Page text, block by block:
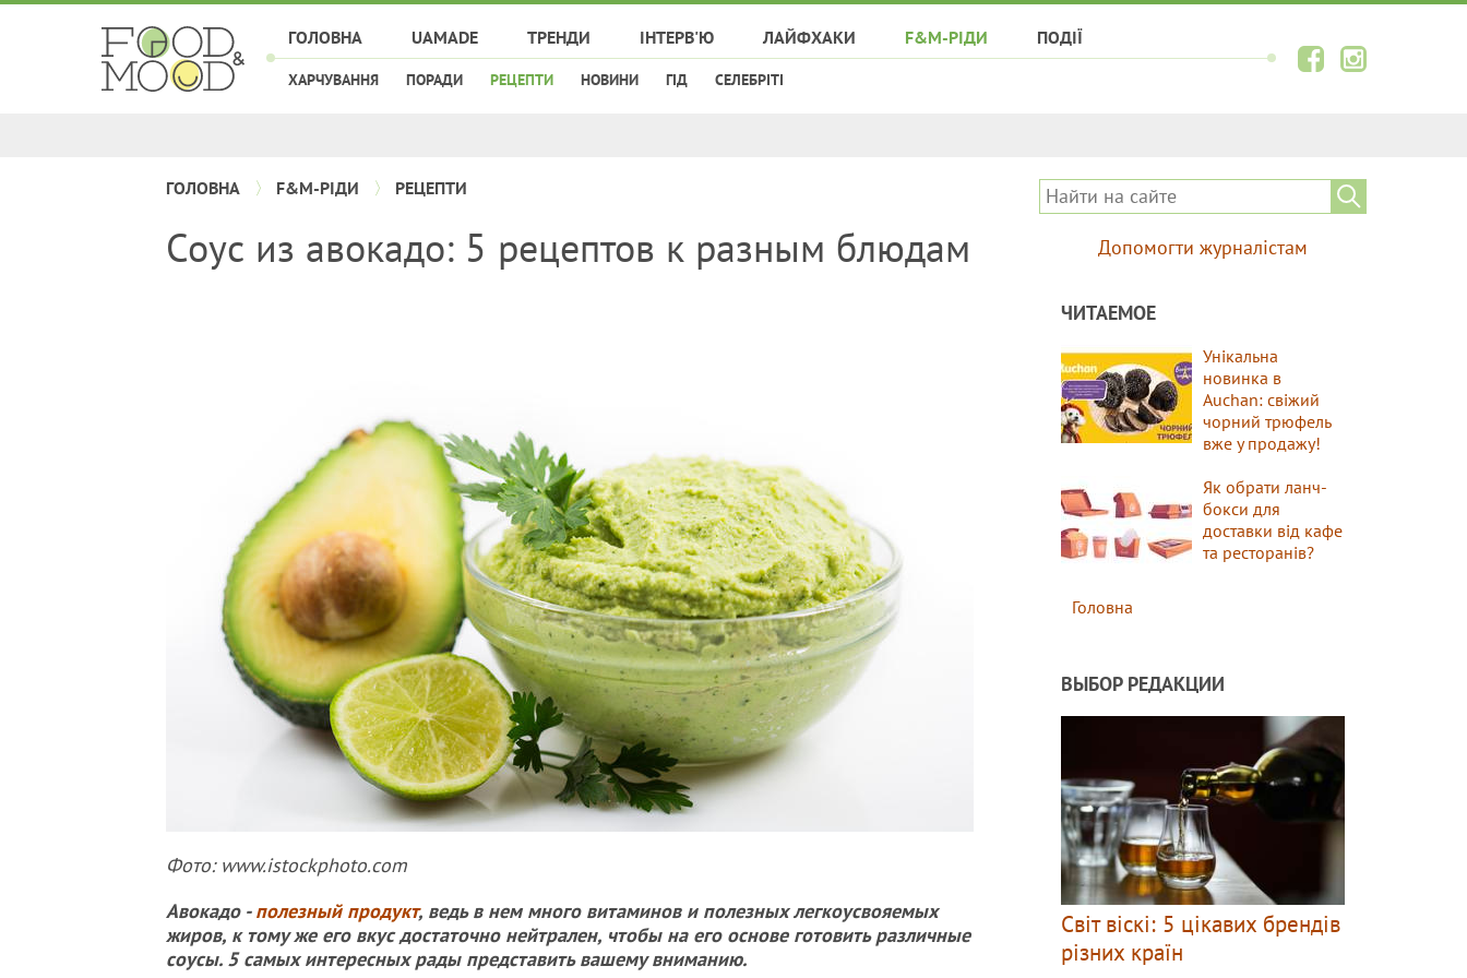
ГОЛОВНА UAMADE ТРЕНДИ ІНТЕРВ'Ю ЛАЙФХАКИ F&M-РІДИ
ХАРЧУВАННЯ ПОРАДИ РЕЦЕПТИ НОВИНИ ГІД СЕЛЕБРІТІ
ПОДІЇ
ГОЛОВНА F&M-РІДИ РЕЦЕПТИ
Соус из авокадо: 5 рецептов к разным блюдам
Фото: www.istockphoto.com
Авокадо -полезный продукт, ведь в нем много витаминов и полезных легкоусвояемых
жиров, к тому же его вкус достаточно нейтрален, чтобы на его основе готовить различные
соусы. 5 самых интересных рады представить вашему вниманию.
Допомогти журналістам
ЧИТАЕМОЕ
Унікальна
новинка в
Auchan: свіжий
чорний трюфель
вже у продажу!
Як обрати ланч-
бокси для
доставки від кафе
та ресторанів?
Головна
ВЫБОР РЕДАКЦИИ
Світ віскі: 5 цікавих брендів
різних країн